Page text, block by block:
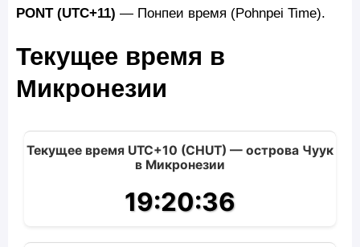
PONT (UTC+11) — Понпеи время (Pohnpei Time).
Текущее время в
Микронезии
Текущее время UTC+10 (CHUT) — острова Чуук
в Микронезии
19:20:37